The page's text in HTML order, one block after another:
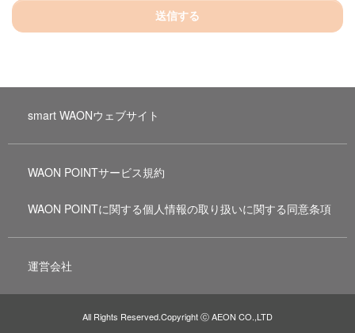
送信する
smart WAONウェブサイト
WAON POINTサービス規約
WAON POINTに関する個人情報の取り扱いに関する同意条項
運営会社
All Rights Reserved.Copyright ⓒ AEON CO.,LTD